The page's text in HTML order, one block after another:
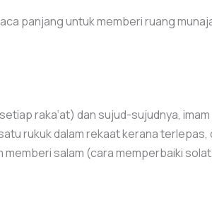
panjang untuk memberi ruang
raka‘at) dan sujud-sujudnya,
rukuk dalam rekaat kerana terlepas,
salam (cara memperbaiki